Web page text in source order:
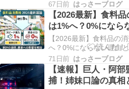
行の手数料はどうなる？
1日スタート 【2026年最
マのATMがセブン銀行
ネット銀行・ゆうちょの
う変わる？ ファミマATM
自分のカード・手数料
67日前 はっさーブログ
【2026最新】食料
は1%へ？0%になら
と家計への影響を解
【2026最新】食料品の
へ？0%にならない理由
影響を解説 2026年 最新
の消費税、「実質ゼロ」
うこと？ 1%案が浮上し
計への影響を解説 2026
71日前 はっさーブログ
【速報】巨人・阿
捕！姉妹口論の真相